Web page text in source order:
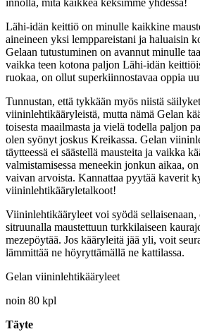
Lähi-idän keittiö on minulle kaikkine
aineineen yksi lemppareistani ja haluaisin
Gelaan tutustuminen on avannut minulle
vaikka teen kotona paljon Lähi-idän
ruokaa, on ollut superkiinnostavaa oppia
Tunnustan, että tykkään myös niistä
viininlehtikääryleistä, mutta nämä Gelan
toisesta maailmasta ja vielä todella paljon
olen syönyt joskus Kreikassa. Gelan
täytteessä ei säästellä mausteita ja vaikka
valmistamisessa meneekin jonkun aikaa,
vaivan arvoista. Kannattaa pyytää kaverit
viininlehtikääryletalkoot!
Viininlehtikääryleet voi syödä
sitruunalla maustettuun turkkilaiseen
mezepöytää. Jos kääryleitä jää yli, voit
lämmittää ne höyryttämällä ne kattilassa.
Gelan viininlehtikääryleet
noin 80 kpl
Täyte